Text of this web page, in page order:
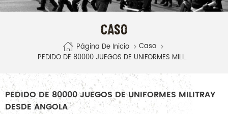
CASO
Página De Inicio
Caso
PEDIDO DE 80000 JUEGOS DE UNIFORMES MILITRAY DESDE ANGOLA
PEDIDO DE 80000 JUEGOS DE UNIFORMES MILITRAY
DESDE ANGOLA